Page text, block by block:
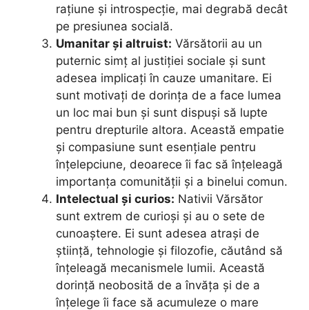
rațiune și introspecție, mai degrabă decât
pe presiunea socială.
Umanitar și altruist: Vărsătorii au un
puternic simț al justiției sociale și sunt
adesea implicați în cauze umanitare. Ei
sunt motivați de dorința de a face lumea
un loc mai bun și sunt dispuși să lupte
pentru drepturile altora. Această empatie
și compasiune sunt esențiale pentru
înțelepciune, deoarece îi fac să înțeleagă
importanța comunității și a binelui comun.
Intelectual și curios: Nativii Vărsător
sunt extrem de curioși și au o sete de
cunoaștere. Ei sunt adesea atrași de
știință, tehnologie și filozofie, căutând să
înțeleagă mecanismele lumii. Această
dorință neobosită de a învăța și de a
înțelege îi face să acumuleze o mare